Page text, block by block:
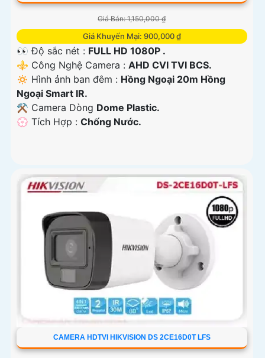
Giá Bán: 1,150,000 ₫
Giá Khuyến Mại: 900,000 ₫
👀 Độ sắc nét : FULL HD 1080P .
⚜️ Công Nghệ Camera : AHD CVI TVI BCS.
🔅 Hình ảnh ban đêm : Hồng Ngoại 20m Hồng
Ngoại Smart IR.
⚒ Camera Dòng Dome Plastic.
️💮 Tích Hợp : Chống Nước.
CAMERA HDTVI HIKVISION DS 2CE16D0T LFS